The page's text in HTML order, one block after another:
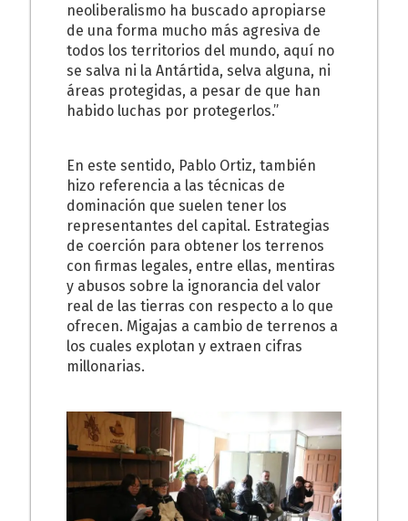
neoliberalismo ha buscado apropiarse
de una forma mucho más agresiva de
todos los territorios del mundo, aquí no
se salva ni la Antártida, selva alguna, ni
áreas protegidas, a pesar de que han
habido luchas por protegerlos.”
En este sentido, Pablo Ortiz, también
hizo referencia a las técnicas de
dominación que suelen tener los
representantes del capital. Estrategias
de coerción para obtener los terrenos
con firmas legales, entre ellas, mentiras
y abusos sobre la ignorancia del valor
real de las tierras con respecto a lo que
ofrecen. Migajas a cambio de terrenos a
los cuales explotan y extraen cifras
millonarias.